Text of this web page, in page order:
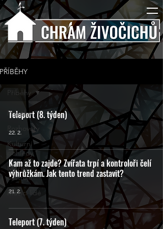
PŘÍBĚHY
Příběhy
Rozhovory
Kulturní
pohledy
Mučící
nástroje
Mučící lidé
Příběhy
Teleport (8. týden)
22. 2.
Kam až to zajde? Zvířata trpí a kontroloři čelí
výhrůžkám. Jak tento trend zastavit?
21. 2.
Teleport (7. týden)